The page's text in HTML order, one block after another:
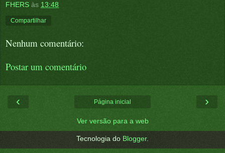
FHERS às 13:48
Compartilhar
Nenhum comentário:
Postar um comentário
‹ ›
Página inicial
Ver versão para a web
Tecnologia do Blogger.